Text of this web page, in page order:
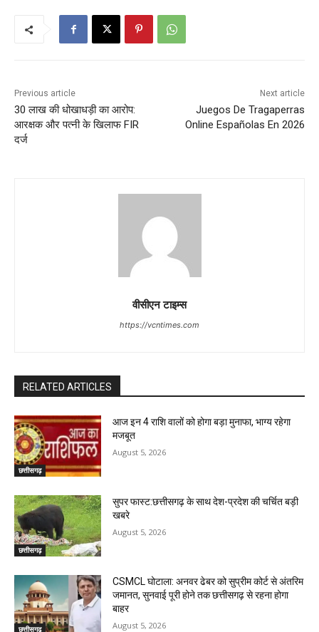
Previous article
30 लाख की धोखाधड़ी का आरोप:
आरक्षक और पत्नी के खिलाफ FIR
दर्ज
Next article
Juegos De Tragaperras
Online Españolas En 2026
वीसीएन टाइम्स
https://vcntimes.com
RELATED ARTICLES
छत्तीसगढ़
आज इन 4 राशि वालों को होगा बड़ा मुनाफा, भाग्य रहेगा
मजबूत
August 5, 2026
छत्तीसगढ़
सुपर फास्ट:छत्तीसगढ़ के साथ देश-प्रदेश की चर्चित बड़ी
खबरे
August 5, 2026
छत्तीसगढ़
CSMCL घोटाला: अनवर ढेबर को सुप्रीम कोर्ट से अंतरिम
जमानत, सुनवाई पूरी होने तक छत्तीसगढ़ से रहना होगा
बाहर
August 5, 2026